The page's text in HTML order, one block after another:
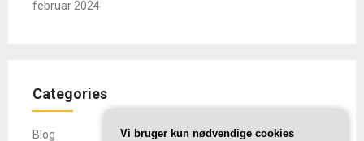
februar 2024
Categories
Blog
Vi bruger kun nødvendige cookies